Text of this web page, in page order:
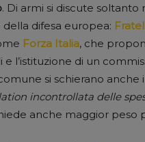
. Di armi si discute
della difesa europea:
Forza Italia, che
e l’istituzione di un
si schierano anche
incontrollata delle
anche maggior peso